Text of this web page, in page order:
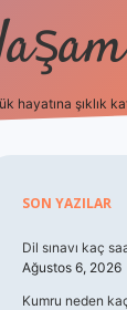
hayatına şıklık
SON YAZILAR
Dil sınavı kaç
Ağustos 6, 2026
Kumru neden